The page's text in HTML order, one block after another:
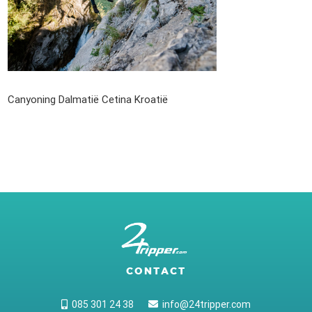
Canyoning Dalmatië Cetina Kroatië
CONTACT
085 301 24 38 info@24tripper.com